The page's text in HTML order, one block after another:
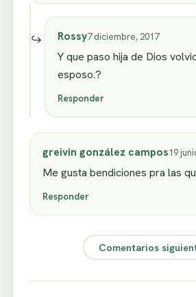
Rossy7 diciembre, 2017
Y que paso hija de Dios
esposo.?
Responder
greivin gonzález campos19
Me gusta bendiciones pra las
Responder
Comentarios